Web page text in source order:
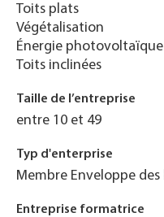
Toits plats
Végétalisation
Énergie photovoltaïque
Toits inclinées
Taille de l’entreprise
entre 10 et 49
Typ d'enterprise
Membre Enveloppe
Entreprise formatrice